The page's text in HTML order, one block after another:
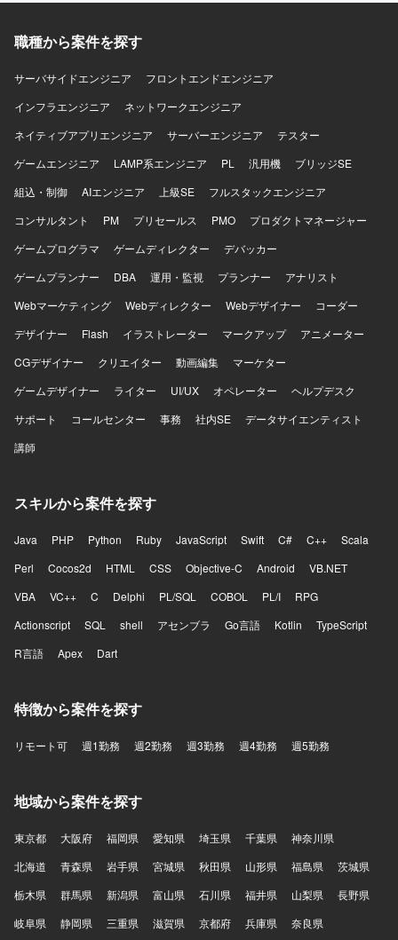
関わることができるため、移行計画策定から基盤設計、実
装、テスト自動化まで幅広い経験を積むことができます。
に貢献できるポジションです。 【開発環境】 PHP 5.x /
CodeIgniter 2 から PHP 8.x への移行を前提とした環境での
Symfony等のMVCフレームワークを検討し、E2Eテスト自
動化にPlaywright等のツールを利用いたします。
職種から案件を探す
サーバサイドエンジニア
フロントエンドエンジニア
インフラエンジニア
ネットワークエンジニア
ネイティブアプリエンジニア
サーバーエンジニア
テスター
ゲームエンジニア
LAMP系エンジニア PL 汎用機
ブリッジSE
組込・制御
AIエンジニア 上級SE
フルスタックエンジニア
コンサルタント
PM プリセールス PMO
プロダクトマネージャー
ゲームプログラマ
ゲームディレクター
デバッカー
ゲームプランナー
DBA 運用・監視 プランナー
アナリスト
Webマーケティング
Webディレクター Webデザイナー
コーダー
デザイナー
Flash イラストレーター マークアップ
アニメーター
CGデザイナー
クリエイター 動画編集
マーケター
ゲームデザイナー
ライター UI/UX オペレーター
ヘルプデスク
サポート
コールセンター 事務 社内SE
データサイエンティスト
講師
スキルから案件を探す
Java PHP Python Ruby JavaScript Swift C# C++
Scala
Perl
Cocos2d HTML CSS Objective-C Android
VB.NET
VBA
VC++ C Delphi PL/SQL COBOL PL/I
RPG
Actionscript
SQL shell アセンブラ Go言語 Kotlin
TypeScript
R言語
Apex Dart
特徴から案件を探す
リモート可 週1勤務 週2勤務 週3勤務 週4勤務 週5勤務
地域から案件を探す
東京都 大阪府 福岡県 愛知県 埼玉県 千葉県
神奈川県
北海道
青森県 岩手県 宮城県 秋田県 山形県 福島県
茨城県
栃木県
群馬県 新潟県 富山県 石川県 福井県 山梨県
長野県
岐阜県
静岡県 三重県 滋賀県 京都府 兵庫県 奈良県